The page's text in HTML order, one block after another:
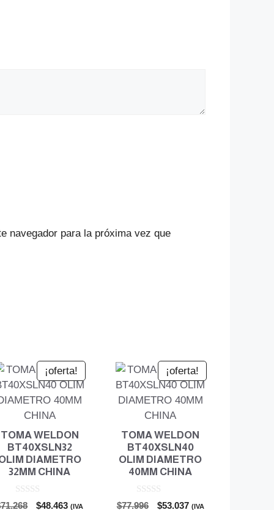
navegador para la próxima vez que
¡oferta!
TOMA WELDON
BT40XSLN32
DIAMETRO
32MM CHINA
0
71.268
El
$48.463El(IVA
¡oferta!
TOMA WELDON
BT40XSLN40
OLIM DIAMETRO
40MM CHINA
0
$77.996
El
$53.037El(IVA